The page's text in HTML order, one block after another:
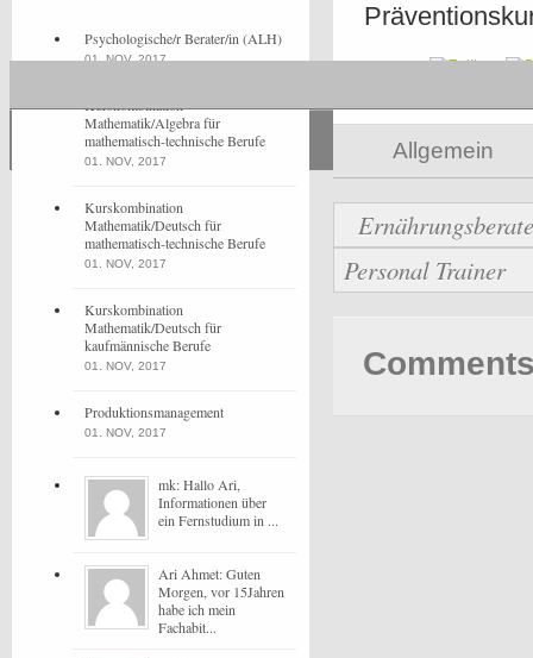
Allgemein
Personal Trainer
Psychologische/r Berater/in (ALH)
01. NOV, 2017
Kurskombination
Mathematik/Algebra für
mathematisch-technische Berufe
01. NOV, 2017
Kurskombination
Mathematik/Deutsch für
mathematisch-technische Berufe
01. NOV, 2017
Kurskombination
Mathematik/Deutsch für
kaufmännische Berufe
01. NOV, 2017
Produktionsmanagement
01. NOV, 2017
mk: Hallo Ari,
Informationen über
ein Fernstudium in ...
Ari Ahmet: Guten
Morgen, vor 15Jahren
habe ich mein
Fachabit...